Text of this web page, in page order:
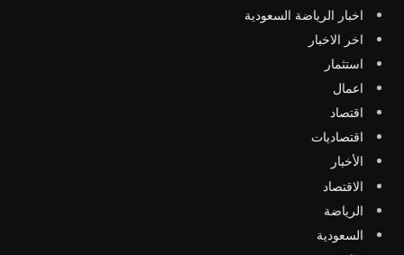
اخبار الرياضة السعودية
اخر الاخبار
استثمار
اعمال
اقتصاد
اقتصاديات
الأخبار
الاقتصاد
الرياضة
السعودية